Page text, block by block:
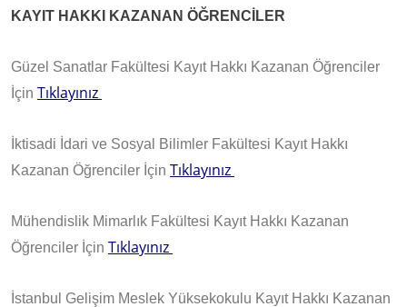
KAYIT HAKKI KAZANAN ÖĞRENCİLER
Güzel Sanatlar Fakültesi Kayıt Hakkı Kazanan Öğrenciler
İçin Tıklayınız
İktisadi İdari ve Sosyal Bilimler Fakültesi Kayıt Hakkı
Kazanan Öğrenciler İçin Tıklayınız
Mühendislik Mimarlık Fakültesi Kayıt Hakkı Kazanan
Öğrenciler İçin Tıklayınız
İstanbul Gelişim Meslek Yüksekokulu Kayıt Hakkı Kazanan